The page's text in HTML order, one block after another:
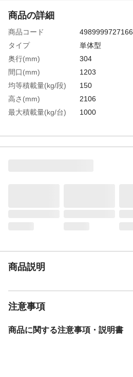
商品の詳細
商品コード
4989999727166
タイプ
単体型
奥行(mm)
304
間口(mm)
1203
均等積載量(kg/段)
150
高さ(mm)
2106
最大積載量(kg/台)
1000
棚段数(段)
5
商品説明
注意事項
商品に関する注意事項・説明書